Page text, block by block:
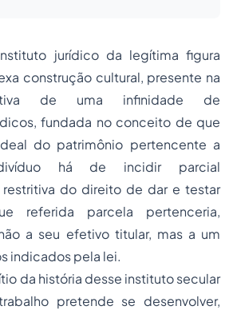
jurídico da legítima figura
construção cultural, presente na
de uma infinidade de
fundada no conceito de que
do patrimônio pertencente a
há de incidir parcial
do direito de dar e testar
referida parcela pertenceria,
a seu efetivo titular, mas a um
indicados pela lei.
da história desse instituto secular
pretende se desenvolver,